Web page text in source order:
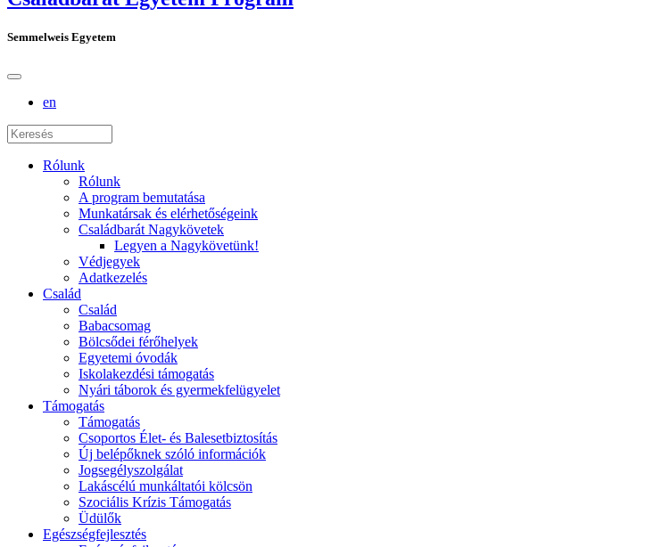
Semmelweis Egyetem
en
Rólunk
Rólunk
A program bemutatása
Munkatársak és elérhetőségeink
Családbarát Nagykövetek
Legyen a Nagykövetünk!
Védjegyek
Adatkezelés
Család
Család
Babacsomag
Bölcsődei férőhelyek
Egyetemi óvodák
Iskolakezdési támogatás
Nyári táborok és gyermekfelügyelet
Támogatás
Támogatás
Csoportos Élet- és Balesetbiztosítás
Új belépőknek szóló információk
Jogsegélyszolgálat
Lakáscélú munkáltatói kölcsön
Szociális Krízis Támogatás
Üdülők
Egészségfejlesztés